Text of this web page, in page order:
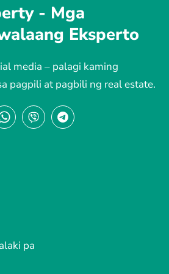
- Mga
Eksperto
media – palagi kaming
pagpili at pagbili ng real estate.
pa